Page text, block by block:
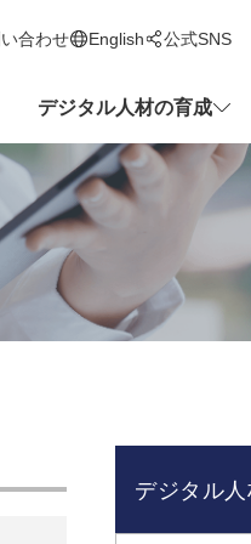
合わせ English
新しいタブで開きます
公式SNS
デジタル人材の育成
デジタル